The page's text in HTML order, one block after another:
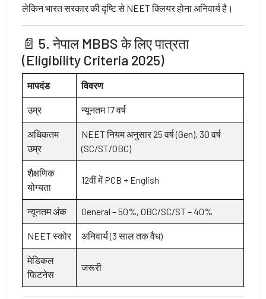
लेकिन भारत सरकार की दृष्टि से NEET क्लियर होना अनिवार्य है।
📄 5. नेपाल MBBS के लिए पात्रता
(Eligibility Criteria 2025)
मापदंड विवरण
उम्र न्यूनतम 17 वर्ष
अधिकतम
उम्र
NEET नियम अनुसार 25 वर्ष (Gen), 30 वर्ष
(SC/ST/OBC)
शैक्षणिक
योग्यता
12वीं में PCB + English
न्यूनतम अंक General – 50%, OBC/SC/ST – 40%
NEET स्कोर अनिवार्य (3 साल तक वैध)
मेडिकल
फिटनेस
जरूरी